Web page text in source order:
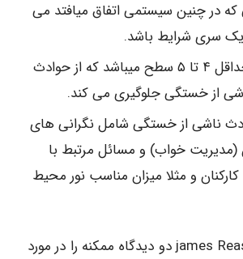
که در چنین سیستمی اتفاق میافتد می
یک سری شرایط باشد.
FRMS شامل حداقل ۴ تا ۵ سطح میباشد که از حوادث
از خستگی جلوگیری می کند.
ناشی از خستگی شامل نگرانی های
(مدیریت خواب) و مسائل مرتبط با
و مثلا میزان مناسب نور محیط
در سال ۲۰۰۰ james Reason دو دیدگاه ممکنه را در مورد